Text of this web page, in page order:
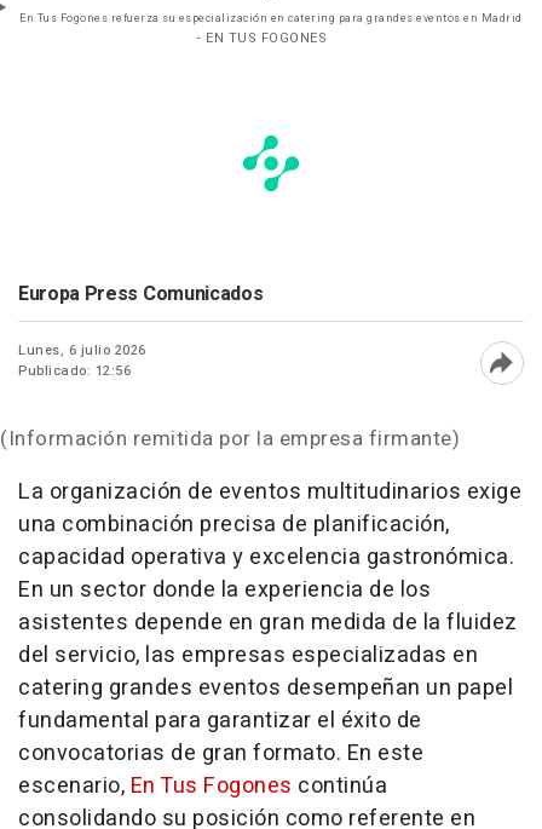
En Tus Fogones refuerza su especialización en catering para grandes eventos en Madrid
- EN TUS FOGONES
Europa Press Comunicados
Lunes, 6 julio 2026
Publicado: 12:56
(Información remitida por la empresa firmante)
La organización de eventos multitudinarios exige
una combinación precisa de planificación,
capacidad operativa y excelencia gastronómica.
En un sector donde la experiencia de los
asistentes depende en gran medida de la fluidez
del servicio, las empresas especializadas en
catering grandes eventos desempeñan un papel
fundamental para garantizar el éxito de
convocatorias de gran formato. En este
escenario, En Tus Fogones continúa
consolidando su posición como referente en